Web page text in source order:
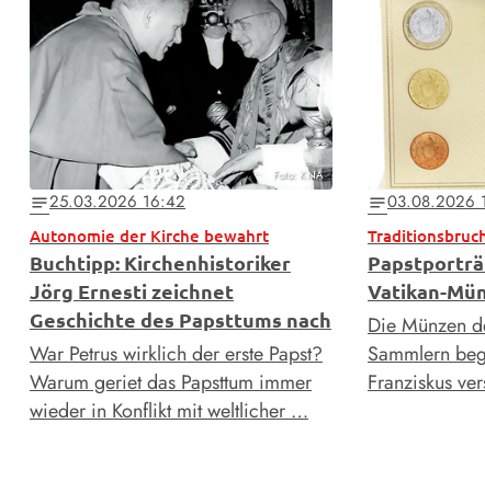
Foto: KNA
notes25.03.2026 16:42
Autonomie der Kirche bewahrt
Buchtipp: Kirchenhistoriker
Jörg Ernesti zeichnet
Geschichte des Papsttums nach
War Petrus wirklich der erste Papst?
Warum geriet das Papsttum immer
wieder in Konflikt mit weltlicher …
notes03.08.2026
Vatikan-
Die Münzen
Sammlern
Franziskus